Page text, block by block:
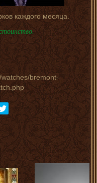
каждого месяца.
bremont-